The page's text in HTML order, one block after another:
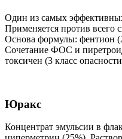
Один из самых
Применяется против всего
Основа формулы: фентион
Сочетание ФОС и
токсичен (3 класс
Юракс
Концентрат эмульсии в